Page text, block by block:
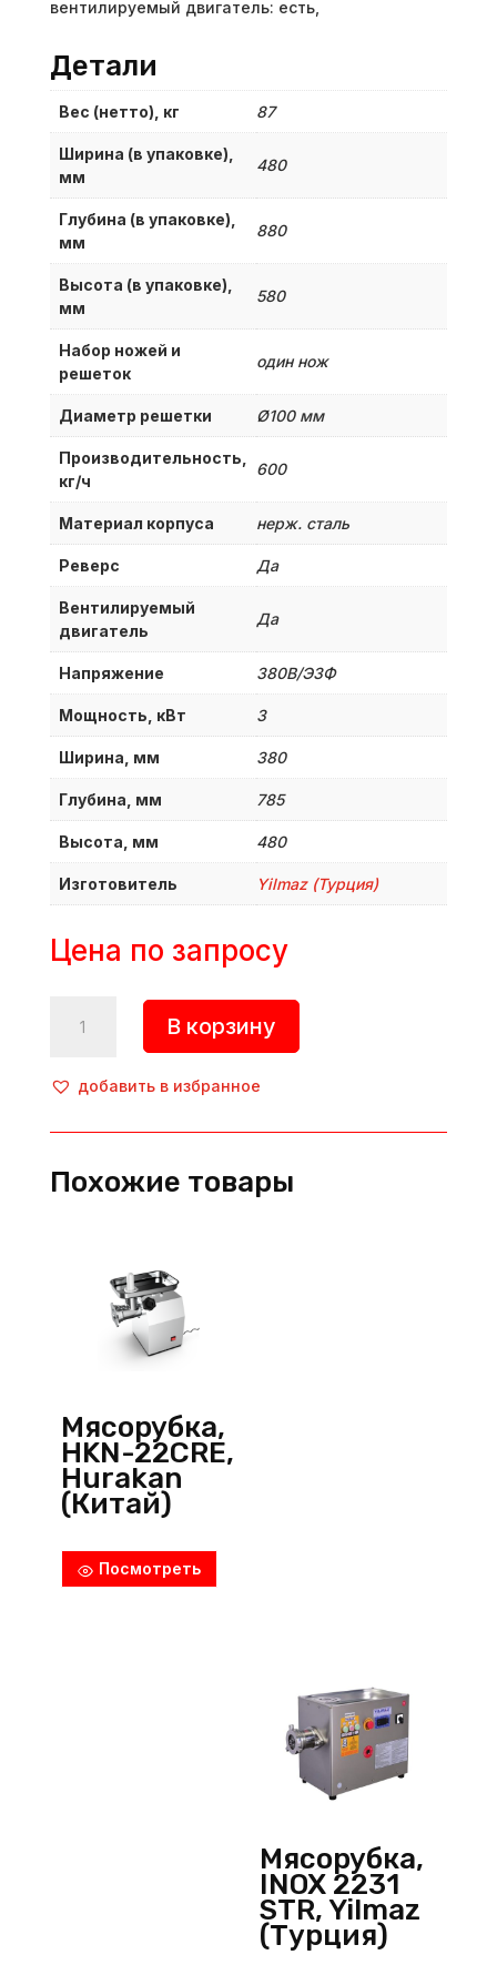
вентилируемый двигатель: есть,
Детали
Вес (нетто), кг 87
Ширина (в упаковке),
мм
480
Глубина (в упаковке),
мм
880
Высота (в упаковке),
мм
580
Набор ножей и
решеток
один нож
Диаметр решетки Ø100 мм
Производительность,
кг/ч
600
Материал корпуса нерж. сталь
Реверс Да
Вентилируемый
двигатель
Да
Напряжение 380B/Э3Ф
Мощность, кВт 3
Ширина, мм 380
Глубина, мм 785
Высота, мм 480
Изготовитель Yilmaz (Турция)
Цена по запросу
товара
Мясорубка,
INOX
STR,
(Турция)
В корзину
добавить в избранное
Похожие товары
Мясорубка,
HKN-22CRE,
Hurakan
(Китай)
Посмотреть
Мясорубка,
INOX 2231
STR, Yilmaz
(Турция)